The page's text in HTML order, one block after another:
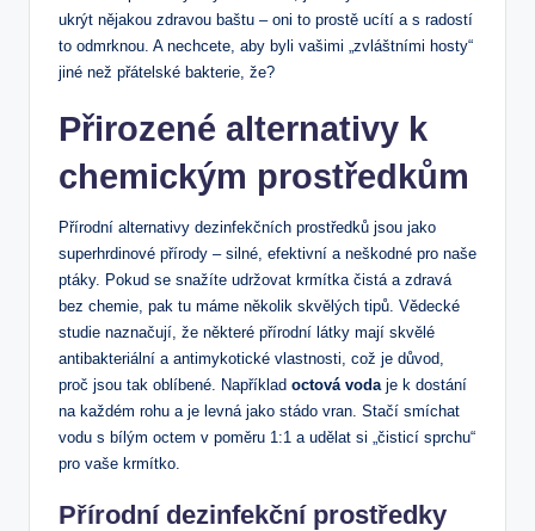
ukrýt nějakou zdravou baštu – oni to prostě ucítí a s radostí
to odmrknou. A nechcete, aby byli vašimi „zvláštními hosty“
jiné než přátelské bakterie, že?
Přirozené alternativy k
chemickým prostředkům
Přírodní alternativy dezinfekčních prostředků jsou jako
superhrdinové přírody – silné, efektivní a neškodné pro naše
ptáky. Pokud se snažíte udržovat krmítka čistá a zdravá
bez chemie, pak tu máme několik skvělých tipů. Vědecké
studie naznačují, že některé přírodní látky mají skvělé
antibakteriální a antimykotické vlastnosti, což je důvod,
proč jsou tak oblíbené. Například octová voda je k dostání
na každém rohu a je levná jako stádo vran. Stačí smíchat
vodu s bílým octem v poměru 1:1 a udělat si „čisticí sprchu“
pro vaše krmítko.
Přírodní dezinfekční prostředky